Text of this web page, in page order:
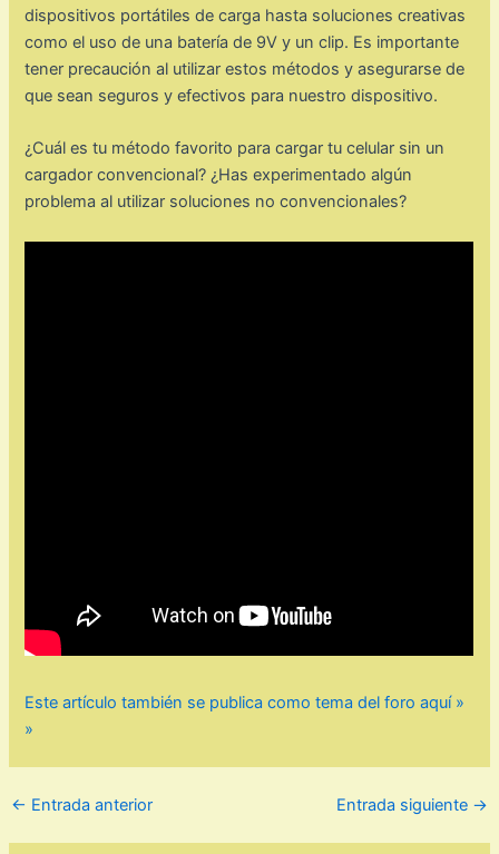
dispositivos portátiles de carga hasta soluciones creativas
como el uso de una batería de 9V y un clip. Es importante
tener precaución al utilizar estos métodos y asegurarse de
que sean seguros y efectivos para nuestro dispositivo.
¿Cuál es tu método favorito para cargar tu celular sin un
cargador convencional? ¿Has experimentado algún
problema al utilizar soluciones no convencionales?
Este artículo también se publica como tema del foro aquí »
»
← Entrada anterior Entrada siguiente →